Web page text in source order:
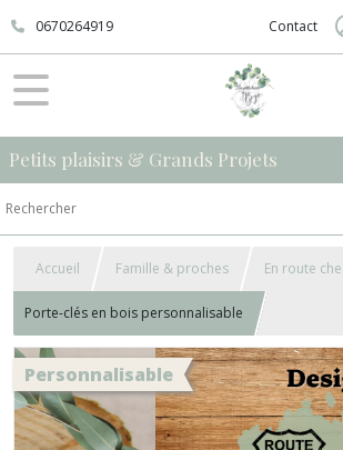
0670264919 Contact
Petits plaisirs & Grands Projets
Accueil Famille & proches En route
Porte-clés en bois personnalisable
Personnalisable